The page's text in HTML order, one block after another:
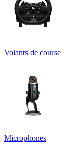
Volants de course
Microphones